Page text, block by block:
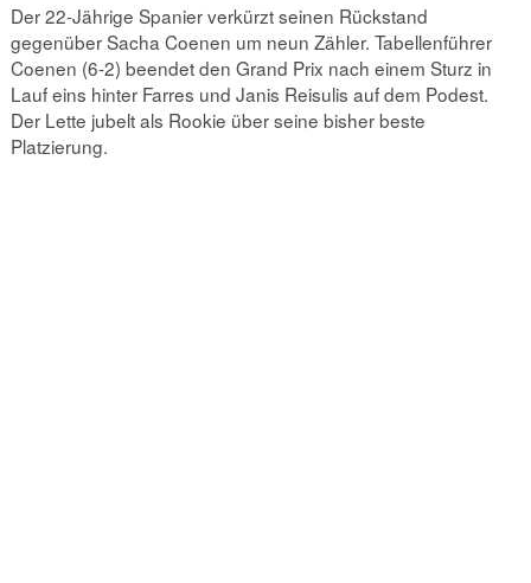
Der 22-Jährige Spanier verkürzt seinen Rückstand
gegenüber Sacha Coenen um neun Zähler. Tabellenführer
Coenen (6-2) beendet den Grand Prix nach einem Sturz in
Lauf eins hinter Farres und Janis Reisulis auf dem Podest.
Der Lette jubelt als Rookie über seine bisher beste
Platzierung.